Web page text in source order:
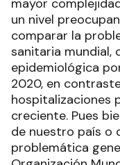
mayor
un nivel
comparar la
sanitaria mundial,
epidemiológica
2020, en
hospitalizaciones
creciente. Pues
de nuestro país o
problemática